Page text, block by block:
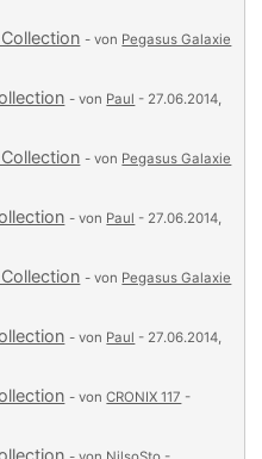
- von Pegasus Galaxie
- von Paul - 27.06.2014,
- von Pegasus Galaxie
- von Paul - 27.06.2014,
- von Pegasus Galaxie
- von Paul - 27.06.2014,
- vonCRONIX 117 -